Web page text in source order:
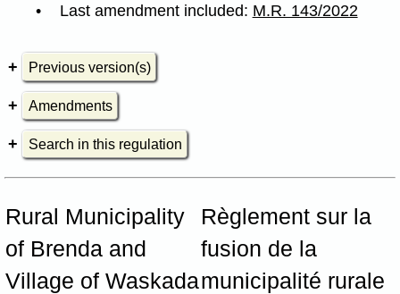
Last amendment included: M.R. 143/2022
Previous version(s)
Amendments
Search in this regulation
Rural Municipality
of Brenda and
Village of Waskada
Règlement sur la
fusion de la
municipalité rurale